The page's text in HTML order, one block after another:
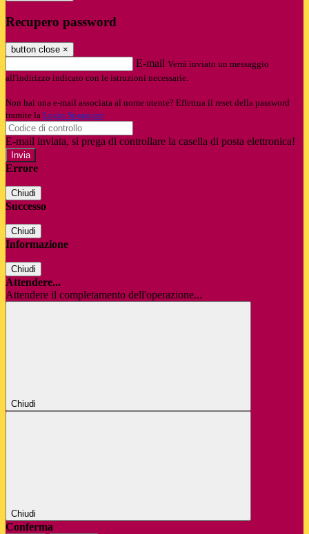
Recupero password
button close ×
E-mail Verrà inviato un messaggio
all'indirizzo indicato con le istruzioni necessarie.
Non hai una e-mail associata al nome utente? Effettua il reset della password
tramite la Login Spaggiari
E-mail inviata, si prega di controllare la casella di posta elettronica!
Errore
Chiudi
Successo
Chiudi
Informazione
Chiudi
Attendere...
Attendere il completamento dell'operazione...
Chiudi
Chiudi
Conferma